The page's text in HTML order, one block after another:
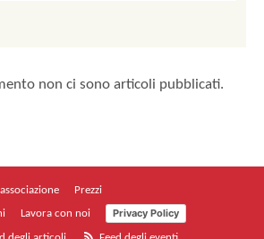
non ci sono articoli pubblicati.
Prezzi
Lavora con noi
Privacy Policy